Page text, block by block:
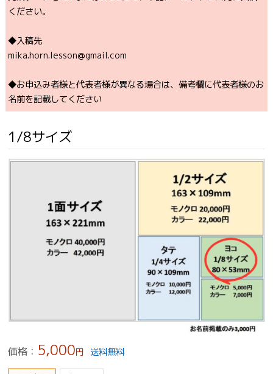
ください。
◆入稿先
mika.horn.lesson@gmail.com
◆お申込み者様と代表者様が異なる場合は、備考欄に代表者様のお
名前を記載してください
1/8サイズ
価格： 5,000円 送料無料